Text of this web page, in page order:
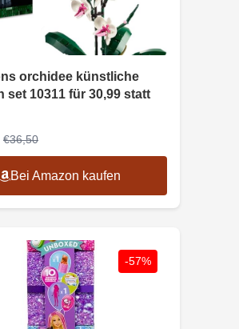
orchidee künstliche
set 10311 für 30,99 statt
€36,50
Bei Amazon kaufen
-57%